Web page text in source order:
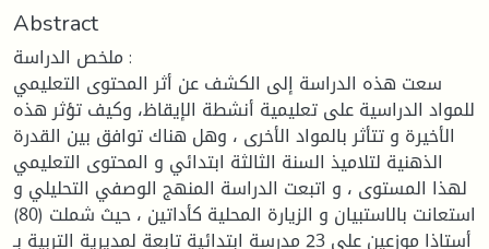
Abstract
ملخص الدراسة :
سعت هذه الدراسة إلى الكشف عن أثر المحتوى التعليمي
للمواد الدراسية على تعليمية أنشطة الإيقاظ، وكيف تؤثر هذه
الأخيرة و تتأثر بالمواد الأخرى ، وهل هناك توافق بين القدرة
الذهنية لتلاميذ السنة الثالثة ابتدائي و المحتوى التعليمي
لهذا المستوى ، و اتبعت الدراسة المنهج الوصفي التحليلي و
استعانت بالاستبيان و الزيارة المحلية كأداتين ، حيث شملت (80)
أستاذا موزعين على 23 مدرسة ابتدائية تابعة لمديرية التربية بـ